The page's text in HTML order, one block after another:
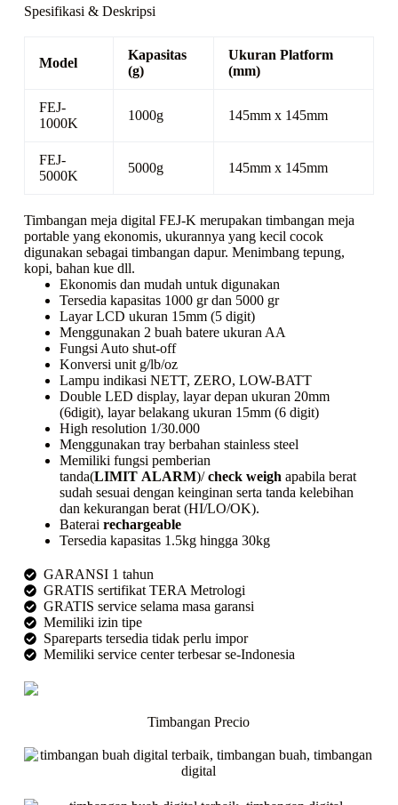
Spesifikasi & Deskripsi
Model
Kapasitas
(g)
Ukuran Platform
(mm)
FEJ-
1000K
1000g 145mm x 145mm
FEJ-
5000K
5000g 145mm x 145mm
Timbangan meja digital FEJ-K merupakan timbangan meja
portable yang ekonomis, ukurannya yang kecil cocok
digunakan sebagai timbangan dapur. Menimbang tepung,
kopi, bahan kue dll.
Ekonomis dan mudah untuk digunakan
Tersedia kapasitas 1000 gr dan 5000 gr
Layar LCD ukuran 15mm (5 digit)
Menggunakan 2 buah batere ukuran AA
Fungsi Auto shut-off
Konversi unit g/lb/oz
Lampu indikasi NETT, ZERO, LOW-BATT
Double LED display, layar depan ukuran 20mm
(6digit), layar belakang ukuran 15mm (6 digit)
High resolution 1/30.000
Menggunakan tray berbahan stainless steel
Memiliki fungsi pemberian
tanda(LIMIT ALARM)/check weigh apabila berat
sudah sesuai dengan keinginan serta tanda kelebihan
dan kekurangan berat (HI/LO/OK).
Baterai rechargeable
Tersedia kapasitas 1.5kg hingga 30kg
GARANSI 1 tahun
GRATIS sertifikat TERA Metrologi
GRATIS service selama masa garansi
Memiliki izin tipe
Spareparts tersedia tidak perlu impor
Memiliki service center terbesar se-Indonesia
Timbangan Precio